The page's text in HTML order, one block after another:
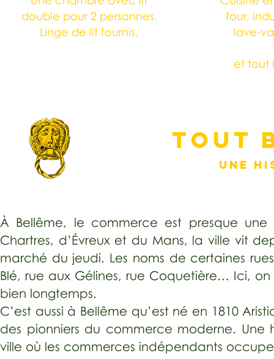
double pour 2 personnes.
Linge de lit fournis.
four,
lave-
et tout
TOUT
UNE
À Bellême, le commerce est presque
Chartres, d’Évreux et du Mans, la ville vit
marché du jeudi. Les noms de certaines
Blé, rue aux Gélines, rue Coquetière… Ici,
bien longtemps.
C’est aussi à Bellême qu’est né en 1810
des pionniers du commerce moderne.
ville où les commerces indépendants